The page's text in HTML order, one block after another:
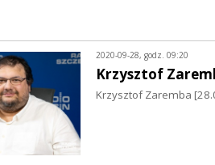
2020-09-28, godz. 09:20
Krzysztof
Krzysztof Zaremba